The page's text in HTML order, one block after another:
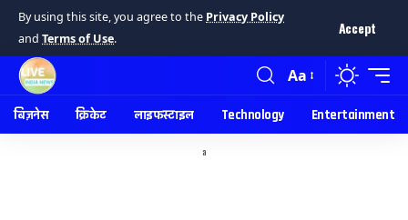
By using this site, you agree to the Privacy Policy
and Terms of Use.
Accept
Aa
बिज़नेस क्रिकेट लाइफस्टाइल Technology Entertainment
a